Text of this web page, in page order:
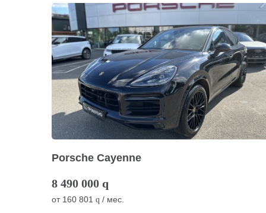
Porsche Cayenne
8 490 000 q
от 160 801 q / мес.